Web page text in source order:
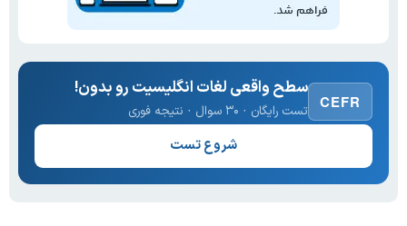
CEFR
سطح واقعی لغات انگلیسیت رو بدون!
تست رایگان · ۳۰ سوال · نتیجه فوری
شروع تست